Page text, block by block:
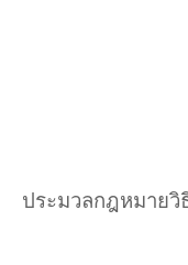
ประมวลกฎหมาย